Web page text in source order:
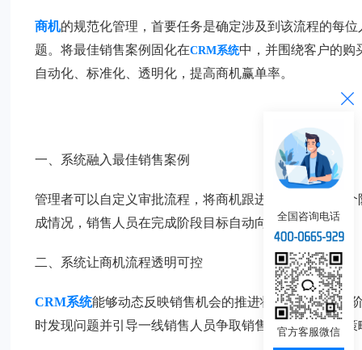
商机的规范化管理，首要任务是确定涉及到该流程的每
题。将最佳销售案例固化在CRM系统中，并围绕客户的购
自动化、标准化、透明化，提高商机赢单率。
一、系统融入最佳销售案例
管理者可以自定义审批流程，将商机跟进情况划分为各
成情况，销售人员在完成阶段目标自动向下一阶段推进。
二、系统让商机流程透明可控
CRM系统能够动态反映销售机会的推进状态，目前所处
时发现问题并引导一线销售人员争取销售机会，或调整策
全国咨询电话
官方客服微信